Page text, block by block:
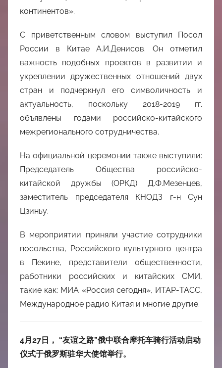
континентов».
С приветственным словом выступил Посол
России в Китае А.И.Денисов. Он отметил
важность подобных проектов в развитии и
укреплении дружественных отношений двух
стран и подчеркнул его символичность и
актуальность, поскольку 2018-2019 гг.
объявлены годами российско-китайского
межрегионального сотрудничества.
На официальной церемонии также выступили:
Председатель Общества российско-
китайской дружбы (ОРКД) Д.Ф.Мезенцев,
заместитель председателя КНОДЗ г-н Сун
Цзиньу.
В мероприятии приняли участие сотрудники
посольства, Российского культурного центра
в Пекине, представители общественности,
работники российских и китайских СМИ,
такие как: МИА «Россия сегодня», ИТАР-ТАСС,
Международное радио Китая и многие другие.
4月 27日 ， “友谊之路”俄中联合摩托车骑行活动启动
仪式于俄罗斯驻华大使馆举行。